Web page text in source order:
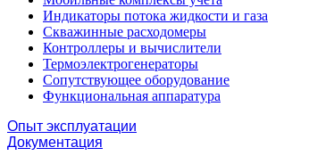
Индикаторы потока жидкости и газа
Скважинные расходомеры
Контроллеры и вычислители
Термоэлектрогенераторы
Сопутствующее оборудование
Функциональная аппаратура
Опыт эксплуатации
Документация